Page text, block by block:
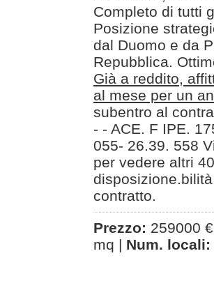
Completo di tutti
Posizione
dal Duomo e da
Repubblica.
Già a reddito,
al mese per un
subentro al
- - ACE. F IPE.
055- 26.39. 558
per vedere altri
contratto.
Prezzo: 259000
mq | Num. locali: